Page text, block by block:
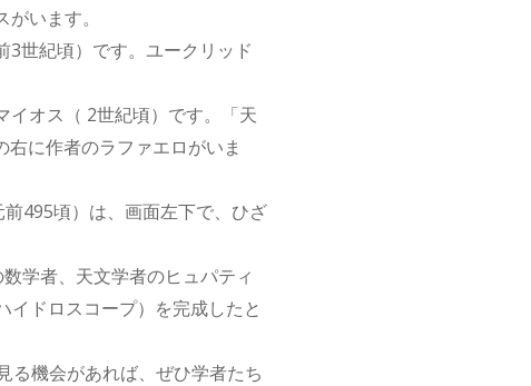
います。
世紀頃）です。ユークリッド
イオス（ 2世紀頃）です。「天
に作者のラファエロがいま
495頃）は、画面左下で、ひざ
学者、天文学者のヒュパティ
ドロスコープ）を完成したと
る機会があれば、ぜひ学者たち